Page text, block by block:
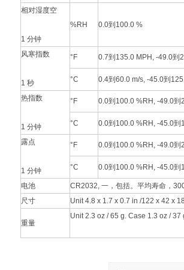
相对湿度空
1 分钟
%RH 0.0到100.0 %
风寒指数
1 秒
°F 0.7到135.0 MPH, -49.0到
°C 0.4到60.0 m/s, -45.0到
热指数
1 分钟
°F 0.0到100.0 %RH, -49.0到
°C 0.0到100.0 %RH, -45.0到
露点
1 分钟
°F 0.0到100.0 %RH, -49.0到
°C 0.0到100.0 %RH, -45.0到
电池
CR2032, 一，包括。平均寿命，
尺寸
Unit 4.8 x 1.7 x 0.7 in /122 x 42 x
重量
Unit 2.3 oz / 65 g. Case 1.3 oz / 37